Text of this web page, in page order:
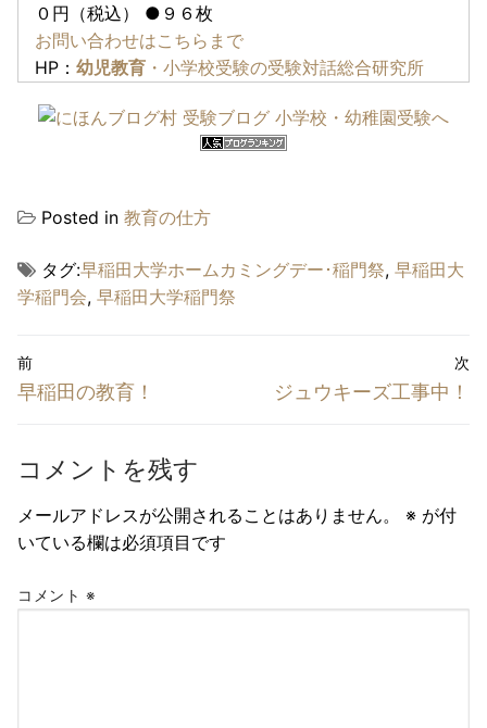
０円（税込） ●９６枚
お問い合わせはこちらまで
HP： 幼児教育 ・小学校受験の受験対話総合研究所
Posted in 教育の仕方
タグ:早稲田大学ホームカミングデー･稲門祭, 早稲田大
学稲門会, 早稲田大学稲門祭
投
稿
ビ
ー
ョ
前
前
稿:
早稲田の教育！
次
次
ジュウキーズ工事中！
コメントを残す
メールアドレスが公開されることはありません。 ※ が付
いている欄は必須項目です
コメント ※